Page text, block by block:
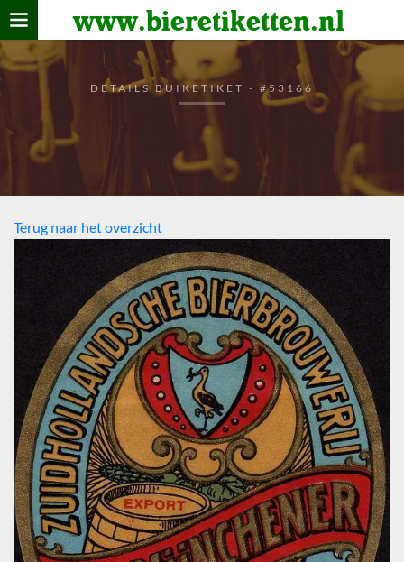
www.bieretiketten.nl
Home
verzamelen
De bierkaart
Bezoekers
DETAILS BUIKETIKET - #53166
Terug naar het overzicht